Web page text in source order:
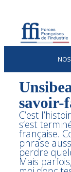
savoir-
C’est
s’est
française.
phrase
perdre
Mais